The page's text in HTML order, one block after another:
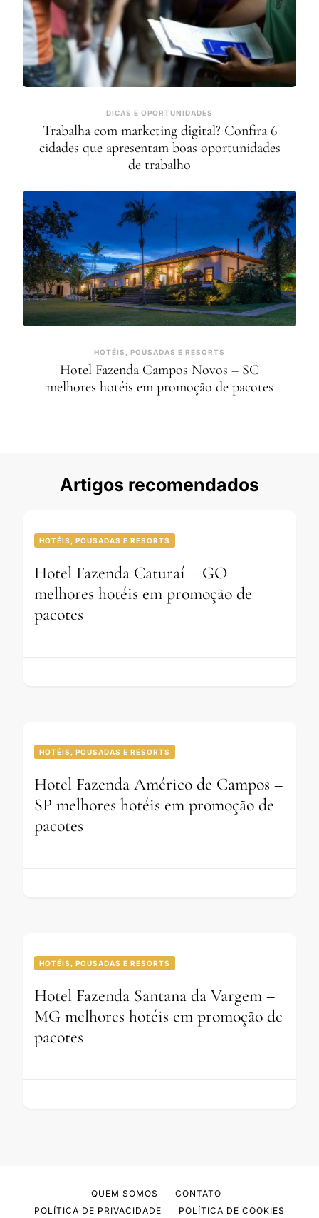
DICAS E OPORTUNIDADES
Trabalha com marketing digital? Confira 6
cidades que apresentam boas oportunidades
de trabalho
HOTÉIS, POUSADAS E RESORTS
Hotel Fazenda Campos Novos – SC
melhores hotéis em promoção de pacotes
Artigos recomendados
HOTÉIS, POUSADAS E RESORTS
Hotel Fazenda Caturaí – GO
melhores hotéis em promoção de
pacotes
HOTÉIS, POUSADAS E RESORTS
Hotel Fazenda Américo de Campos –
SP melhores hotéis em promoção de
pacotes
HOTÉIS, POUSADAS E RESORTS
Hotel Fazenda Santana da Vargem –
MG melhores hotéis em promoção de
pacotes
QUEM SOMOS
CONTATO
POLÍTICA DE PRIVACIDADE
POLÍTICA DE COOKIES